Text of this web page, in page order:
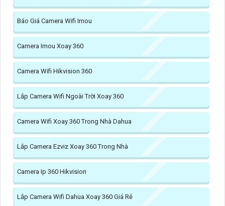
Báo Giá Camera Wifi Imou
Camera Imou Xoay 360
Camera Wifi Hikvision 360
Lắp Camera Wifi Ngoài Trời Xoay 360
Camera Wifi Xoay 360 Trong Nhà Dahua
Lắp Camera Ezviz Xoay 360 Trong Nhà
Camera Ip 360 Hikvision
Lắp Camera Wifi Dahua Xoay 360 Giá Rẻ